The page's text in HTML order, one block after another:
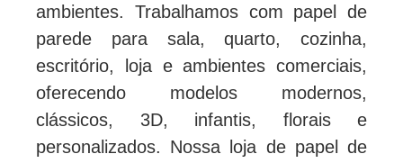
ambientes. Trabalhamos com papel de
parede para sala, quarto, cozinha,
escritório, loja e ambientes comerciais,
oferecendo modelos modernos,
clássicos, 3D, infantis, florais e
personalizados. Nossa loja de papel de